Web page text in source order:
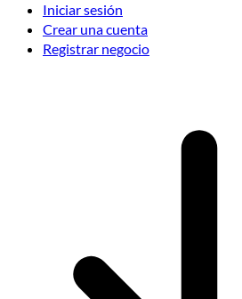
Iniciar sesión
Crear una cuenta
Registrar negocio